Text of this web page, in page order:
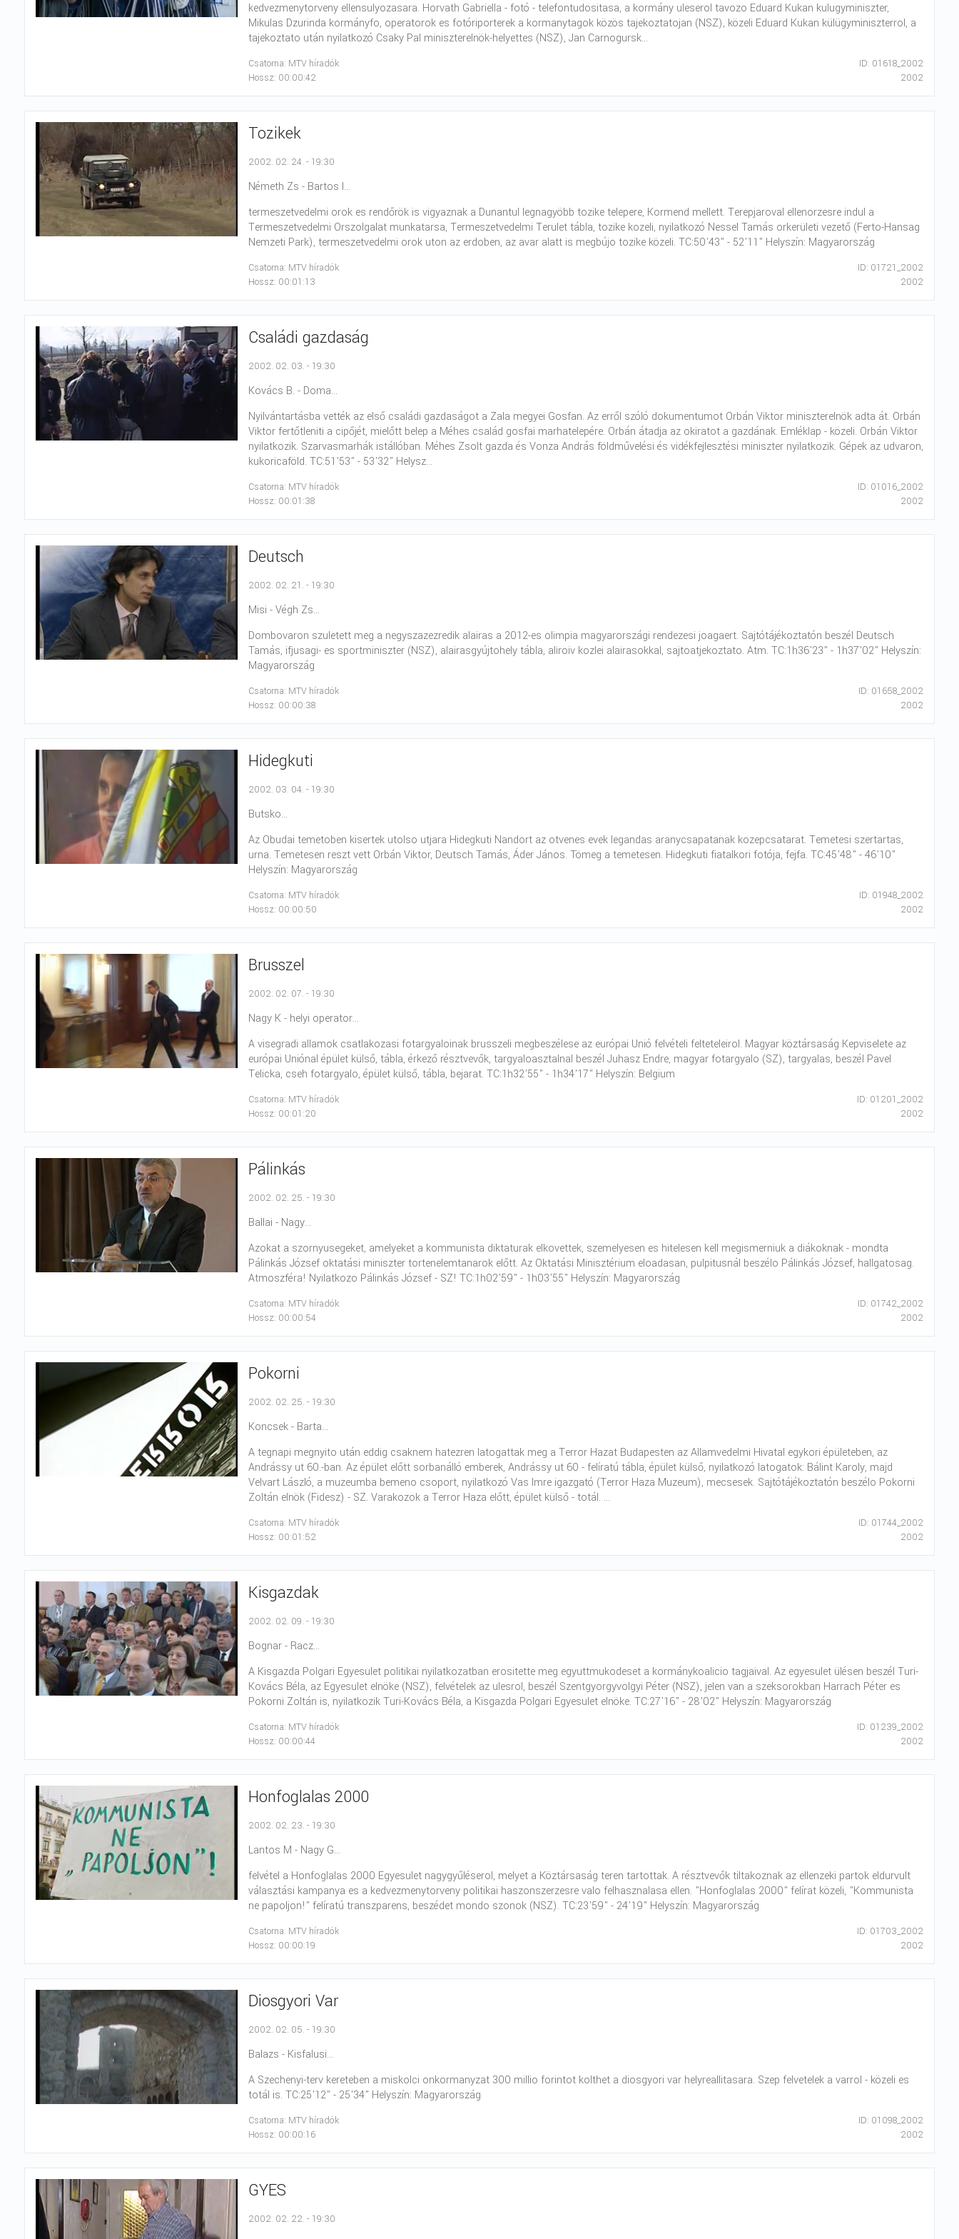
kedvezmenytorveny ellensulyozasara. Horvath Gabriella - fotó - telefontudositasa, a kormány uleserol tavozo Eduard Kukan kulugyminiszter,
Mikulas Dzurinda kormányfo, operatorok es fotóriporterek a kormanytagok közös tajekoztatojan (NSZ), közeli Eduard Kukan külügyminiszterrol, a
tajekoztato után nyilatkozó Csaky Pal miniszterelnök-helyettes (NSZ), Jan Carnogursk...
Csatorna: MTV híradók
Hossz: 00:00:42
ID: 01618_2002
2002
Tozikek
2002. 02. 24. - 19:30
Németh Zs - Bartos I...
termeszetvedelmi orok es rendőrök is vigyaznak a Dunantul legnagyöbb tozike telepere, Kormend mellett. Terepjaroval ellenorzesre indul a
Termeszetvedelmi Orszolgalat munkatarsa, Termeszetvedelmi Terulet tábla, tozike kozeli, nyilatkozó Nessel Tamás orkerületi vezető (Ferto-Hansag
Nemzeti Park), termeszetvedelmi orok uton az erdoben, az avar alatt is megbújo tozike közeli. TC:50'43" - 52'11" Helyszín: Magyarország
Csatorna: MTV híradók
Hossz: 00:01:13
ID: 01721_2002
2002
Családi gazdaság
2002. 02. 03. - 19:30
Kovács B. - Doma...
Nyilvántartásba vették az első családi gazdaságot a Zala megyei Gosfan. Az erről szóló dokumentumot Orbán Viktor miniszterelnök adta át. Orbán
Viktor fertőtleniti a cipőjét, mielőtt belep a Méhes család gosfai marhatelepére. Orbán átadja az okiratot a gazdának. Emléklap - közeli. Orbán Viktor
nyilatkozik. Szarvasmarhák istállóban. Méhes Zsolt gazda és Vonza András földművelési és vidékfejlesztési miniszter nyilatkozik. Gépek az udvaron,
kukoricaföld. TC:51'53" - 53'32" Helysz...
Csatorna: MTV híradók
Hossz: 00:01:38
ID: 01016_2002
2002
Deutsch
2002. 02. 21. - 19:30
Misi - Végh Zs...
Dombovaron szuletett meg a negyszazezredik alairas a 2012-es olimpia magyarországi rendezesi joagaert. Sajtótájékoztatón beszél Deutsch
Tamás, ifjusagi- es sportminiszter (NSZ), alairasgyújtohely tábla, aliroiv kozlei alairasokkal, sajtoatjekoztato. Atm. TC:1h36'23" - 1h37'02" Helyszín:
Magyarország
Csatorna: MTV híradók
Hossz: 00:00:38
ID: 01658_2002
2002
Hidegkuti
2002. 03. 04. - 19:30
Butsko...
Az Obudai temetoben kisertek utolso utjara Hidegkuti Nandort az otvenes evek legandas aranycsapatanak kozepcsatarat. Temetesi szertartas,
urna. Temetesen reszt vett Orbán Viktor, Deutsch Tamás, Áder János. Tömeg a temetesen. Hidegkuti fiatalkori fotója, fejfa. TC:45'48" - 46'10"
Helyszín: Magyarország
Csatorna: MTV híradók
Hossz: 00:00:50
ID: 01948_2002
2002
Brusszel
2002. 02. 07. - 19:30
Nagy K - helyi operator...
A visegradi allamok csatlakozasi fotargyaloinak brusszeli megbeszélese az európai Unió felvételi felteteleirol. Magyar köztársaság Kepviselete az
európai Uniónal épület külső, tábla, érkező résztvevők, targyaloasztalnal beszél Juhasz Endre, magyar fotargyalo (SZ), targyalas, beszél Pavel
Telicka, cseh fotargyalo, épület külső, tábla, bejarat. TC:1h32'55" - 1h34'17" Helyszín: Belgium
Csatorna: MTV híradók
Hossz: 00:01:20
ID: 01201_2002
2002
Pálinkás
2002. 02. 25. - 19:30
Ballai - Nagy...
Azokat a szornyusegeket, amelyeket a kommunista diktaturak elkovettek, szemelyesen es hitelesen kell megismerniuk a diákoknak - mondta
Pálinkás József oktatási miniszter tortenelemtanarok előtt. Az Oktatási Minisztérium eloadasan, pulpitusnál beszélo Pálinkás József, hallgatosag.
Atmoszféra! Nyilatkozo Pálinkás József - SZ! TC:1h02'59" - 1h03'55" Helyszín: Magyarország
Csatorna: MTV híradók
Hossz: 00:00:54
ID: 01742_2002
2002
Pokorni
2002. 02. 25. - 19:30
Koncsek - Barta...
A tegnapi megnyito után eddig csaknem hatezren latogattak meg a Terror Hazat Budapesten az Allamvedelmi Hivatal egykori épületeben, az
Andrássy ut 60.-ban. Az épület előtt sorbanálló emberek, Andrássy ut 60 - felíratú tábla, épület külső, nyilatkozó latogatok: Bálint Karoly, majd
Velvart László, a muzeumba bemeno csoport, nyilatkozó Vas Imre igazgató (Terror Haza Muzeum), mecsesek. Sajtótájékoztatón beszélo Pokorni
Zoltán elnök (Fidesz) - SZ. Varakozok a Terror Haza előtt, épület külső - totál. ...
Csatorna: MTV híradók
Hossz: 00:01:52
ID: 01744_2002
2002
Kisgazdak
2002. 02. 09. - 19:30
Bognar - Racz...
A Kisgazda Polgari Egyesulet politikai nyilatkozatban erositette meg egyuttmukodeset a kormánykoalicio tagjaival. Az egyesulet ülésen beszél Turi-
Kovács Béla, az Egyesulet elnöke (NSZ), felvételek az ulesrol, beszél Szentgyorgyvolgyi Péter (NSZ), jelen van a szeksorokban Harrach Péter es
Pokorni Zoltán is, nyilatkozik Turi-Kovács Béla, a Kisgazda Polgari Egyesulet elnöke. TC:27'16" - 28'02" Helyszín: Magyarország
Csatorna: MTV híradók
Hossz: 00:00:44
ID: 01239_2002
2002
Honfoglalas 2000
2002. 02. 23. - 19:30
Lantos M - Nagy G...
felvétel a Honfoglalas 2000 Egyesulet nagygyűléserol, melyet a Köztársaság teren tartottak. A résztvevők tiltakoznak az ellenzeki partok eldurvult
választási kampanya es a kedvezmenytorveny politikai haszonszerzesre valo felhasznalasa ellen. "Honfoglalas 2000" felírat közeli, "Kommunista
ne papoljon!" felíratú transzparens, beszédet mondo szonok (NSZ). TC:23'59" - 24'19" Helyszín: Magyarország
Csatorna: MTV híradók
Hossz: 00:00:19
ID: 01703_2002
2002
Diosgyori Var
2002. 02. 05. - 19:30
Balazs - Kisfalusi...
A Szechenyi-terv kereteben a miskolci onkormanyzat 300 millio forintot kolthet a diosgyori var helyreallitasara. Szep felvetelek a varrol - közeli es
totál is. TC:25'12" - 25'34" Helyszín: Magyarország
Csatorna: MTV híradók
Hossz: 00:00:16
ID: 01098_2002
2002
GYES
2002. 02. 22. - 19:30